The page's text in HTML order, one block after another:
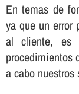
En temas de
ya que un error
al cliente, es
procedimientos
a cabo